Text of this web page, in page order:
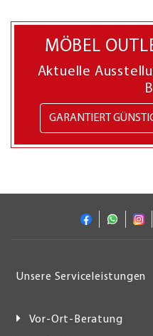
MÖBEL
Aktuelle
GARANTIERT
Unsere Serviceleistungen
Vor-Ort-Beratung